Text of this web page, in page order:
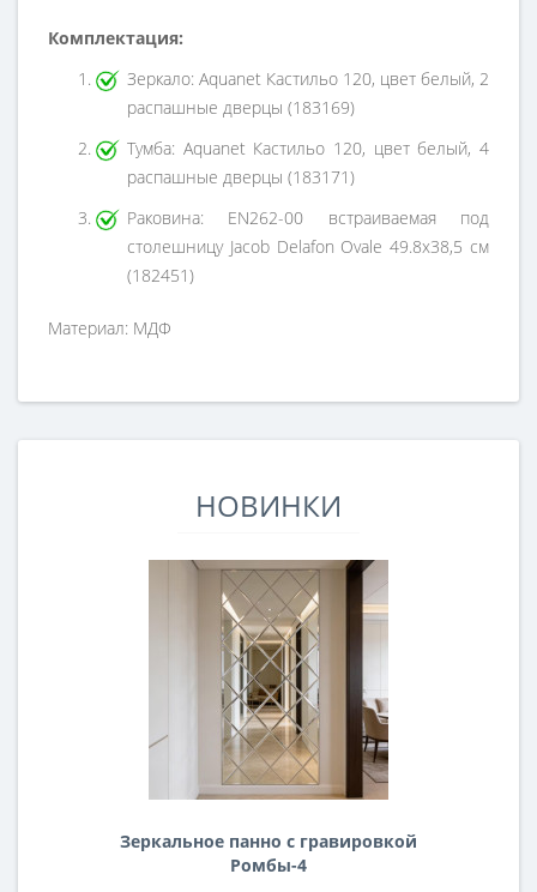
Комплектация:
Зеркало: Aquanet Кастильо 120, цвет белый, 2
распашные дверцы (183169)
Тумба: Aquanet Кастильо 120, цвет белый, 4
распашные дверцы (183171)
Раковина: EN262-00 встраиваемая под
столешницу Jacob Delafon Ovale 49.8х38,5 см
(182451)
Материал: МДФ
НОВИНКИ
Зеркальное панно с гравировкой
Ромбы-4